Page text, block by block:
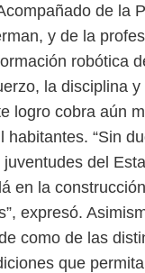
de la
y de la
robótica
la disciplina
logro cobra aún
habitantes. “Sin
del
en la
expresó.
como de las
que